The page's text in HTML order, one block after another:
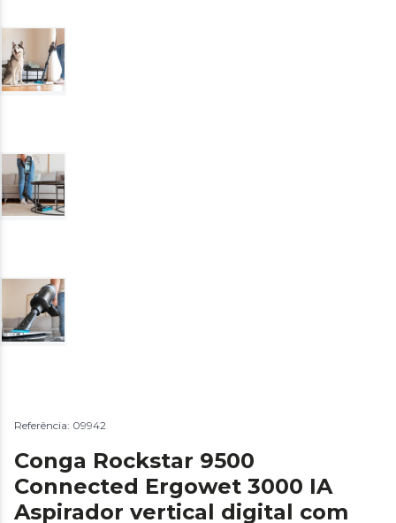
Referência: 09942
Conga Rockstar 9500
Connected Ergowet 3000 IA
Aspirador vertical digital com